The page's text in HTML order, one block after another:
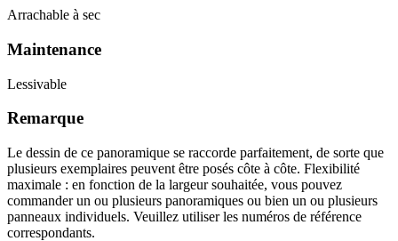
Arrachable à sec
Maintenance
Lessivable
Remarque
Le dessin de ce panoramique se raccorde parfaitement, de sorte que
plusieurs exemplaires peuvent être posés côte à côte. Flexibilité
maximale : en fonction de la largeur souhaitée, vous pouvez
commander un ou plusieurs panoramiques ou bien un ou plusieurs
panneaux individuels. Veuillez utiliser les numéros de référence
correspondants.